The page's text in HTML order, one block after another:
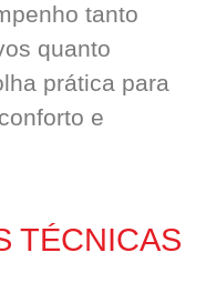
tanto
quanto
prática para
e
TÉCNICAS